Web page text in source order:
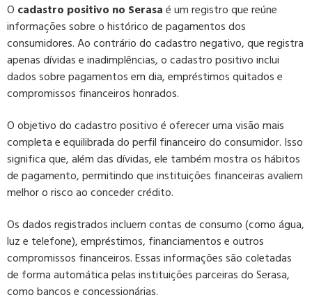
O cadastro positivo no Serasaé um registro que reúne
informações sobre o histórico de pagamentos dos
consumidores. Ao contrário do cadastro negativo, que registra
apenas dívidas e inadimplências, o cadastro positivo inclui
dados sobre pagamentos em dia, empréstimos quitados e
compromissos financeiros honrados.
O objetivo do cadastro positivo é oferecer uma visão mais
completa e equilibrada do perfil financeiro do consumidor. Isso
significa que, além das dívidas, ele também mostra os hábitos
de pagamento, permitindo que instituições financeiras avaliem
melhor o risco ao conceder crédito.
Os dados registrados incluem contas de consumo (como água,
luz e telefone), empréstimos, financiamentos e outros
compromissos financeiros. Essas informações são coletadas
de forma automática pelas instituições parceiras do Serasa,
como bancos e concessionárias.